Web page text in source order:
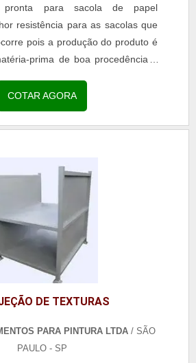
pronta para sacola de papel
resistência para as sacolas que
pois a produção do produto é
prima de boa procedência e
COTAR AGORA
DE TEXTURAS
PARA PINTURA LTDA/ SÃO
PAULO - SP